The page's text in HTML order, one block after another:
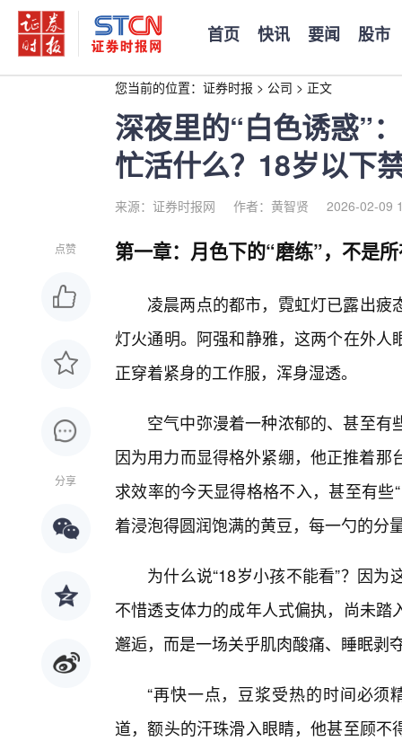
首页 快讯 要闻 股市
您当前的位置： 证券时报 > 公司 > 正文
深夜里的“白色诱惑”
忙活什么？18岁以下
来源：证券时报网 作者：黄智贤 2026-02-09
点赞
分享
第一章：月色下的“磨练”，不是
凌晨两点的都市，霓虹灯已露出
灯火通明。阿强和静雅，这两个在外
正穿着紧身的工作服，浑身湿透。
空气中弥漫着一种浓郁的、甚至
因为用力而显得格外紧绷，他正推着
求效率的今天显得格格不入，甚至有
着浸泡得圆润饱满的黄豆，每一勺的分
为什么说“18岁小孩不能看”？因
不惜透支体力的成年人式偏执，尚未
邂逅，而是一场关乎肌肉酸痛、睡眠剥
“再快一点，豆浆受热的时间必须
道，额头的汗珠滑入眼睛，他甚至顾